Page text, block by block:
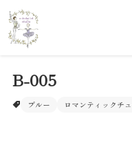
B-005
ブルー ロマンティックチ